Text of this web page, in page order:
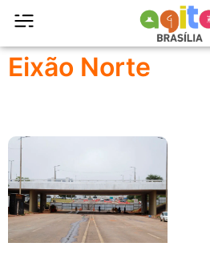
Eixão Norte